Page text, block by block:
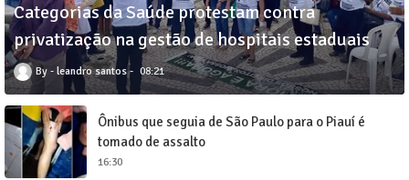
Categorias da Saúde protestam contra
privatização na gestão de hospitais estaduais
leandro santos 08:21
Ônibus que seguia de São Paulo para o Piauí é
tomado de assalto
16:30